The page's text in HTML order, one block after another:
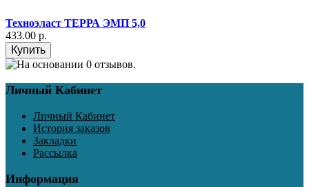
Техноэласт ТЕРРА ЭМП 5,0
433.00 р.
Личный Кабинет
Личный Кабинет
История заказов
Закладки
Рассылка
Информация